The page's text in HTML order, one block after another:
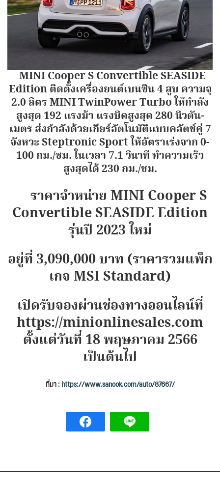
MINI Cooper S Convertible SEASIDE
Edition ติดตั้งเครื่องยนต์เบนซิน 4 สูบ ความจุ
2.0 ลิตร MINI TwinPower Turbo ให้กำลัง
สูงสุด 192 แรงม้า แรงบิดสูงสุด 280 นิวตัน-
เมตร ส่งกำลังด้วยเกียร์อัตโนมัติแบบคลัตช์คู่ 7
จังหวะ Steptronic Sport ให้อัตราเร่งจาก 0-
100 กม./ชม. ในเวลา 7.1 วินาที ทำความเร็ว
สูงสุดได้ 230 กม./ชม.
ราคาจำหน่าย MINI Cooper S
Convertible SEASIDE Edition
รุ่นปี 2023 ใหม่
อยู่ที่ 3,090,000 บาท (ราคารวมแพ็ก
เกจ MSI Standard)
เปิดรับจองผ่านช่องทางออนไลน์ที่
https://minionlinesales.com
ตั้งแต่วันที่ 18 พฤษภาคม 2566
เป็นต้นไป
ที่มา :https://www.sanook.com/auto/87667/